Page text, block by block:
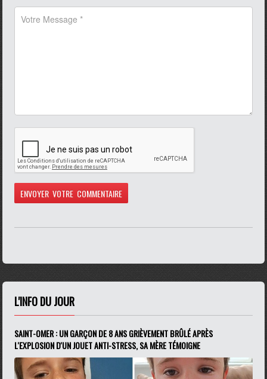
L'INFO DU JOUR
SAINT-OMER : UN GARÇON DE 8 ANS GRIÈVEMENT BRÛLÉ APRÈS
L'EXPLOSION D'UN JOUET ANTI-STRESS, SA MÈRE TÉMOIGNE